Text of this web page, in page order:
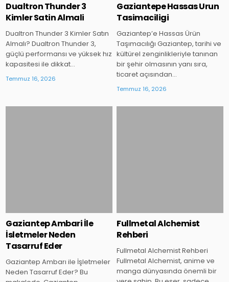
Dualtron Thunder 3
Kimler Satin Almali
Dualtron Thunder 3 Kimler Satın
Almalı? Dualtron Thunder 3,
güçlü performansı ve yüksek hız
kapasitesi ile dikkat…
Temmuz 16, 2026
Gaziantepe Hassas Urun
Tasimaciligi
Gaziantep’e Hassas Ürün
Taşımacılığı Gaziantep, tarihi ve
kültürel zenginlikleriyle tanınan
bir şehir olmasının yanı sıra,
ticaret açısından…
Temmuz 16, 2026
Gaziantep Ambari İle
İsletmeler Neden
Tasarruf Eder
Gaziantep Ambarı ile İşletmeler
Neden Tasarruf Eder? Bu
Fullmetal Alchemist
Rehberi
Fullmetal Alchemist Rehberi
Fullmetal Alchemist, anime ve
manga dünyasında önemli bir